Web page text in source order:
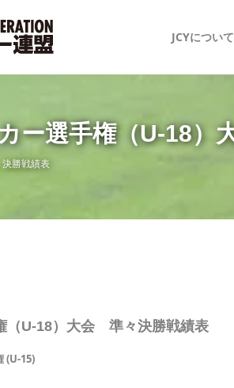
JCYについて
ー選手権（U-18
勝戦績表
（U-18）大会 準々決勝戦績表
(U-15)